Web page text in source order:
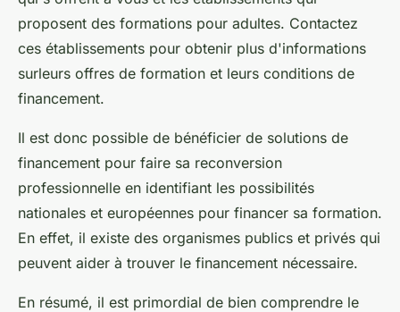
proposent des formations pour adultes. Contactez
ces établissements pour obtenir plus d'informations
surleurs offres de formation et leurs conditions de
financement.
Il est donc possible de bénéficier de solutions de
financement pour faire sa reconversion
professionnelle en identifiant les possibilités
nationales et européennes pour financer sa formation.
En effet, il existe des organismes publics et privés qui
peuvent aider à trouver le financement nécessaire.
En résumé, il est primordial de bien comprendre le